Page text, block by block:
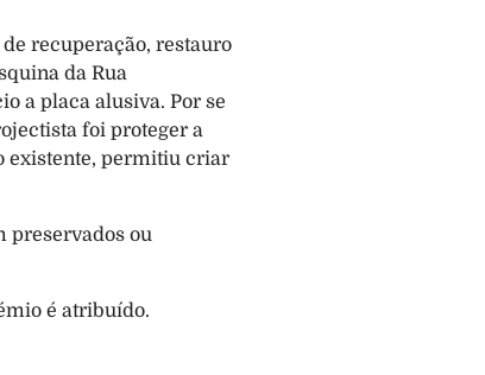
recuperação, restauro
da Rua
a placa alusiva. Por se
foi proteger a
existente, permitiu criar
preservados ou
é atribuído.